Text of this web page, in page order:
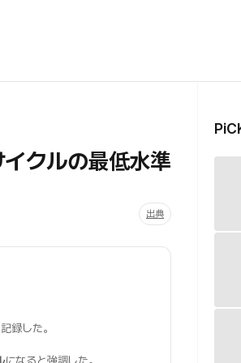
クルの最低水準
出典
録した。